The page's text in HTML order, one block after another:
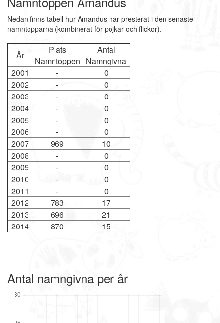
Nedan finns tabell hur Amandus har presterat i den senaste
namntopparna (kombinerat för pojkar och flickor).
År
Plats
Namntoppen
Antal
Namngivna
2001
-
0
2002
-
0
2003
-
0
2004
-
0
2005
-
0
2006
-
0
2007
969
10
2008
-
0
2009
-
0
2010
-
0
2011
-
0
2012
783
17
2013
696
21
2014
870 15
Antal namngivna per år